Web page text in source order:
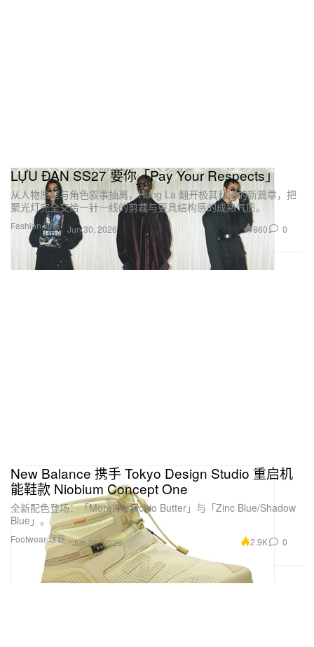
Fashion 时装
LỰU ĐẠN SS27 要你「Pay Your Respects」
从人物原型与角色叙事抽离，Hung La 翻开极其私密的新篇章，把
聚光灯完全交给一针一线的剪裁与更具结构感的成熟气质。
Jun 30, 2026 860 0
Footwear 球鞋
New Balance 携手 Tokyo Design Studio 重启机
能鞋款 Niobium Concept One
全新配色登场：「Morel/Pistachio Butter」与「Zinc Blue/Shadow
Blue」。
Jun 30, 2026 2.9K 0